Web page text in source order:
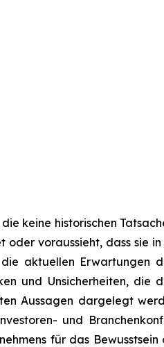
keine historischen
voraussieht, dass sie
aktuellen
und Unsicherheiten, die
Aussagen dargelegt
und
für das